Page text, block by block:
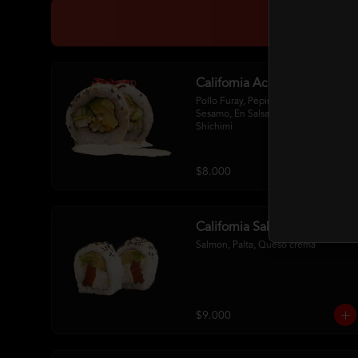
California Acevichada
Pollo Furay, Pepino, Palta Env. En
Sesamo, En Salsa Acevichada Y
Shichimi
$8.000
California Sake Cheese
Salmon, Palta, Queso crema
$9.000